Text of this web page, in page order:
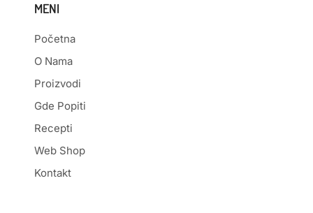
MENI
Početna
O Nama
Proizvodi
Gde Popiti
Recepti
Web Shop
Kontakt